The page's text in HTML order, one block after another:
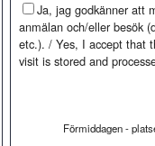
Ja, jag godkänner att
anmälan och/eller besök
etc.). / Yes, I accept that
visit is stored and
Förmiddagen -